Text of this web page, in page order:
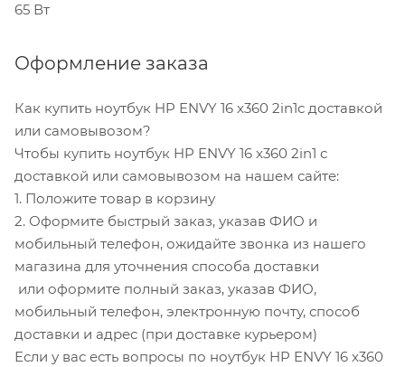
65 Вт
Оформление заказа
Как купить ноутбук HP ENVY 16 x360 2in1с доставкой
или самовывозом?
Чтобы купить ноутбук HP ENVY 16 x360 2in1 с
доставкой или самовывозом на нашем сайте:
1. Положите товар в корзину
2. Оформите быстрый заказ, указав ФИО и
мобильный телефон, ожидайте звонка из нашего
магазина для уточнения способа доставки
или оформите полный заказ, указав ФИО,
мобильный телефон, электронную почту, способ
доставки и адрес (при доставке курьером)
Если у вас есть вопросы по ноутбук HP ENVY 16 x360